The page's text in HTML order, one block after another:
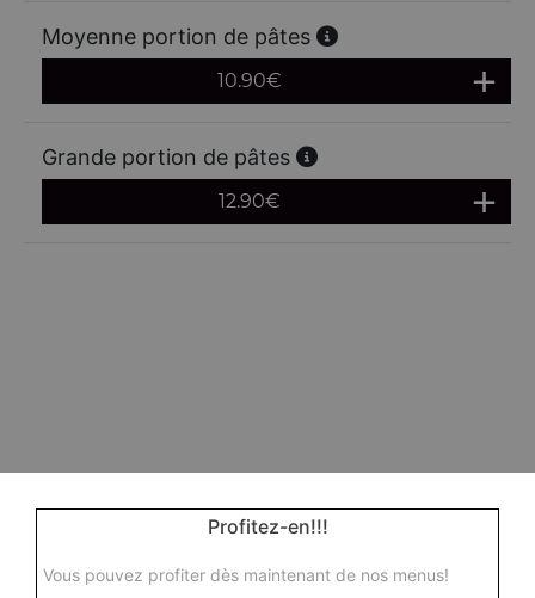
Moyenne portion de pâtes
10.90€
Grande portion de pâtes
12.90€
Profitez-en!!!
Vous pouvez profiter dès maintenant de nos menus!